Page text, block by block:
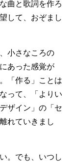
曲と歌詞を作ろ
して、おぞまし
小さなころの
あった感覚が
「作る」ことは
って、「よりい
ザイン」の「セ
れていきまし
。でも、いつし